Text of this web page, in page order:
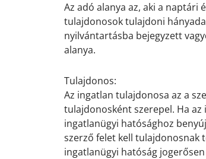
Az adó alanya az, aki a
tulajdonosok tulajdoni
nyilvántartásba bejegyzett
alanya.
Tulajdonos:
Az ingatlan tulajdonosa az a
tulajdonosként szerepel. Ha
ingatlanügyi hatósághoz
szerző felet kell tulajdonosnak
ingatlanügyi hatóság